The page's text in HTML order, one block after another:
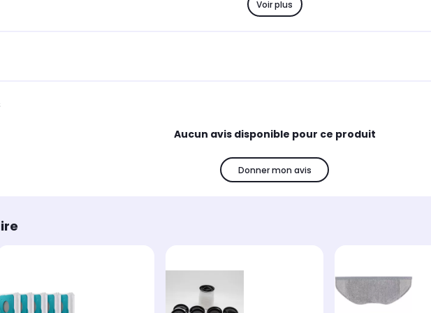
Voir plus
Aucun avis disponible pour ce produit
Donner mon avis